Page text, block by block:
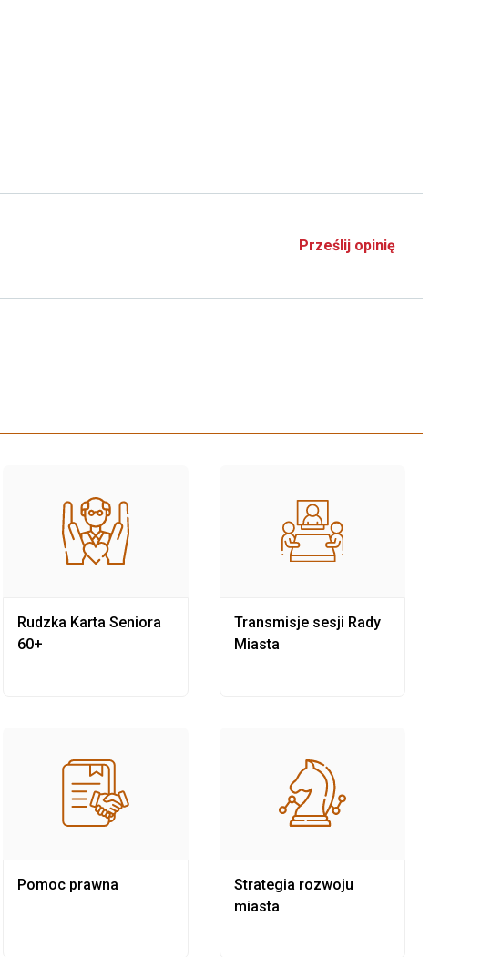
Prześlij opinię
Rudzka Karta Seniora
60+
Pomoc prawna
Transmisje sesji Rady
Miasta
Strategia rozwoju
miasta